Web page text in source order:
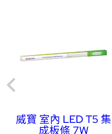
威寶 室內 LED T5 集
成板條 7W